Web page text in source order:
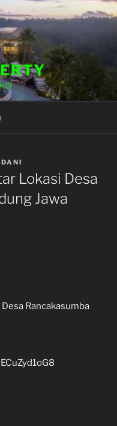
Lokasi Desa
Jawa
Rancakasumba